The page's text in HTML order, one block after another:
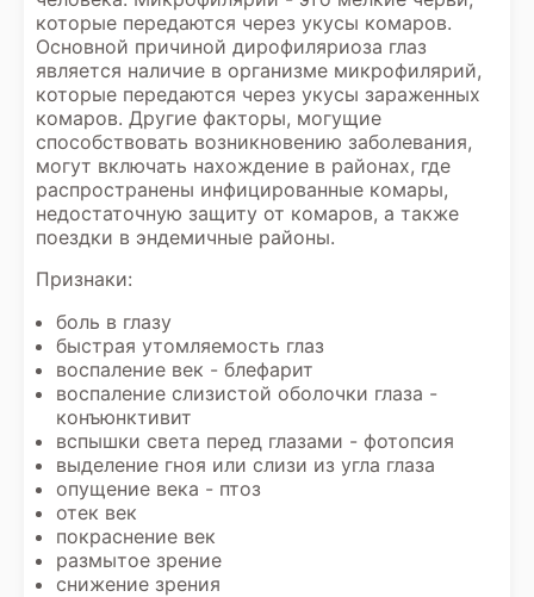
которые передаются через укусы комаров.
Основной причиной дирофиляриоза глаз
является наличие в организме микрофилярий,
которые передаются через укусы зараженных
комаров. Другие факторы, могущие
способствовать возникновению заболевания,
могут включать нахождение в районах, где
распространены инфицированные комары,
недостаточную защиту от комаров, а также
поездки в эндемичные районы.
Признаки:
боль в глазу
быстрая утомляемость глаз
воспаление век - блефарит
воспаление слизистой оболочки глаза -
конъюнктивит
вспышки света перед глазами - фотопсия
выделение гноя или слизи из угла глаза
опущение века - птоз
отек век
покраснение век
размытое зрение
снижение зрения